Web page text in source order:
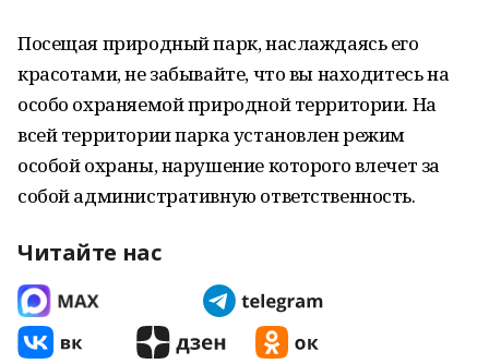
Посещая природный парк, наслаждаясь его
красотами, не забывайте, что вы находитесь на
особо охраняемой природной территории. На
всей территории парка установлен режим
особой охраны, нарушение которого влечет за
собой административную ответственность.
Читайте нас